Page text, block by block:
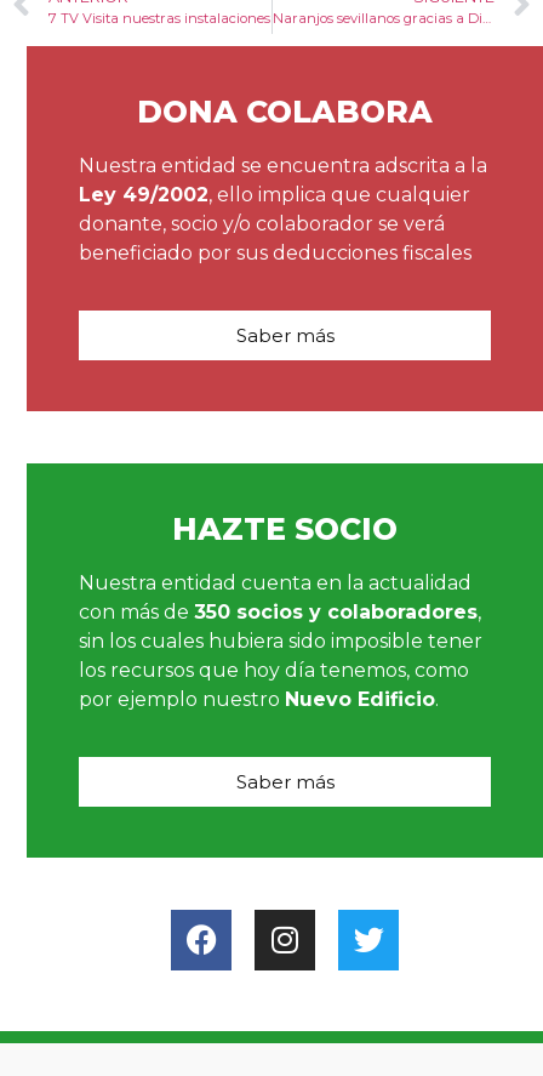
7 TV Visita nuestras instalaciones
DONA COLABORA
Nuestra entidad se encuentra adscrita a la
Ley 49/2002, ello implica que cualquier
donante, socio y/o colaborador se verá
beneficiado por sus deducciones fiscales
Saber más
HAZTE SOCIO
Nuestra entidad cuenta en la actualidad
con más de 350 socios y colaboradores,
sin los cuales hubiera sido imposible tener
los recursos que hoy día tenemos, como
por ejemplo nuestro Nuevo Edificio.
Saber más